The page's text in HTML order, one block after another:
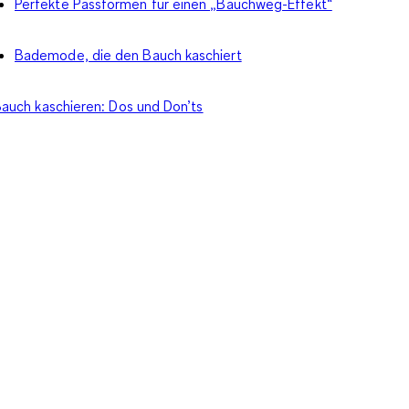
Bademode, die den Bauch kaschiert
kaschieren: Dos und Don’ts